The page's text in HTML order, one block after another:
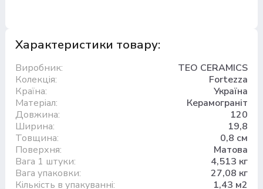
Характеристики товару:
Виробник:
TEO CERAMICS
Колекція:
Fortezza
Країна:
Україна
Матеріал:
Керамограніт
Довжина:
120
Ширина:
19,8
Товщина:
0,8 см
Поверхня:
Матова
Вага 1 штуки:
4,513 кг
Вага упаковки:
27,08 кг
Кількість в упакуванні:
1,43 м2